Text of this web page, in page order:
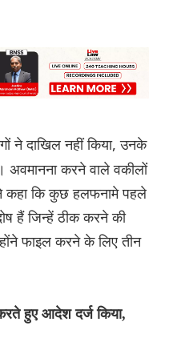
ने दाखिल नहीं किया, उनके
अवमानना करने वाले वकीलों
कहा कि कुछ हलफनामे पहले
हैं जिन्हें ठीक करने की
फाइल करने के लिए तीन
हुए आदेश दर्ज किया,